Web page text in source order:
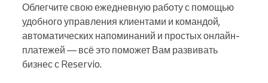
Облегчите свою ежедневную работу с помощью
удобного управления клиентами и командой,
автоматических напоминаний и простых онлайн-
платежей — всё это поможет Вам развивать
бизнес с Reservio.